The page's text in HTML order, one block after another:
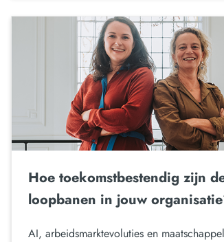
Hoe toekomstbestendig zijn
loopbanen in jouw
AI, arbeidsmarktevoluties en